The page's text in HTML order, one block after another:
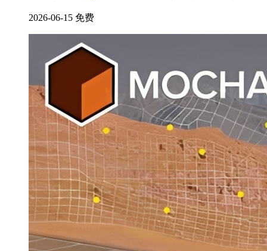
2026-06-15 免费